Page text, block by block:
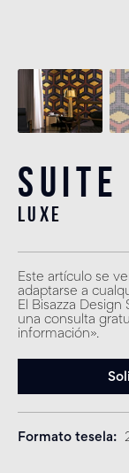
Suite
luxe
Este artículo se
adaptarse a
El Bisazza
una consulta
información».
Formato tesela